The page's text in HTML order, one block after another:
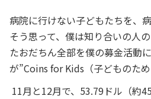
病院に行けない子どもたちを、
そう思って、僕は知り合いの人
たおだちん全部を僕の募金活動
が”Coins for Kids（子どものため
11月と12月で、53.79ドル（約